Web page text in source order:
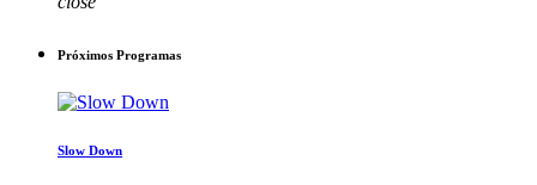
Próximos Programas
Slow Down